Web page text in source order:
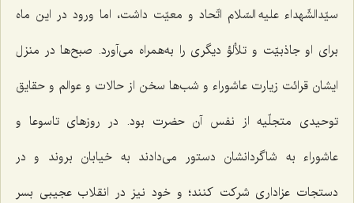
سیّدالشّهداء علیه السّلام اتّحاد و معیّت داشت، اما ورود در این ماه
برای او جاذبیّت و تلألؤ دیگری را به‌همراه می‌آورد. صبح‌ها در منزل
ایشان قرائت زیارت عاشوراء و شب‌ها سخن از حالات و عوالم و حقایق
توحیدی متجلّیه از نفس آن حضرت بود. در روزهای تاسوعا و
عاشوراء به شاگردانشان دستور می‌دادند به خیابان بروند و در
دستجات عزاداری شرکت کنند؛ و خود نیز در انقلاب عجیبی بسر